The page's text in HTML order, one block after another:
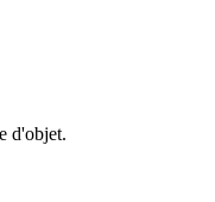
d'objet.